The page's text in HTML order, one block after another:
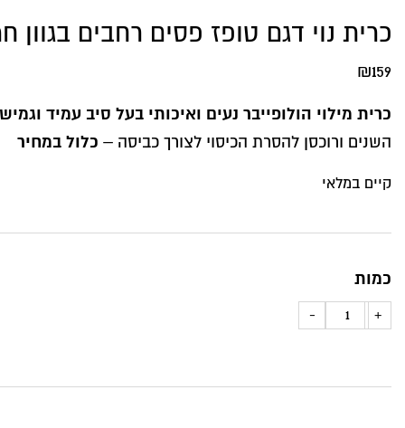
כרית נוי דגם טופז פסים רחבים בגוון
₪159
כרית מילוי הולופייבר נעים ואיכותי בעל סיב עמיד וגמיש
השנים ורוכסן להסרת הכיסוי לצורך כביסה – כלול במחיר
קיים במלאי
כמות
+
כמות
-